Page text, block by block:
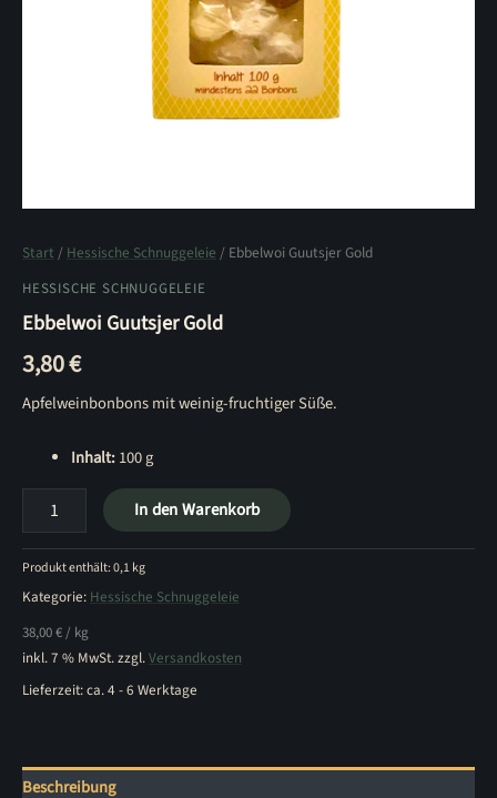
Start / Hessische Schnuggeleie / Ebbelwoi Guutsjer Gold
HESSISCHE SCHNUGGELEIE
Ebbelwoi Guutsjer Gold
3,80€
Apfelweinbonbons mit weinig-fruchtiger Süße.
Inhalt:100 g
Guutsjer
Menge
In den Warenkorb
Produkt enthält: 0,1kg
Kategorie: Hessische Schnuggeleie
38,00€/ kg
inkl. 7 % MwSt.zzgl.Versandkosten
Lieferzeit:ca. 4 - 6 Werktage
Beschreibung